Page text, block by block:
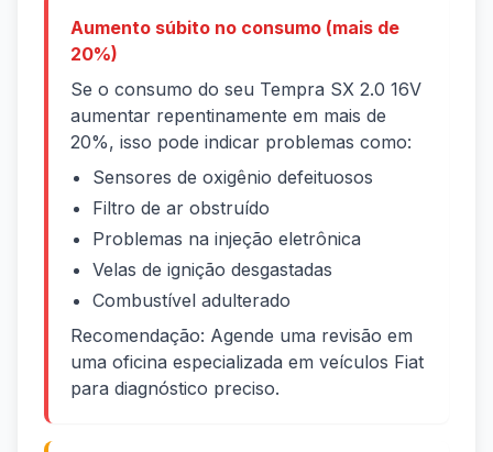
Aumento súbito no consumo (mais de
20%)
Se o consumo do seu Tempra SX 2.0 16V
aumentar repentinamente em mais de
20%, isso pode indicar problemas como:
Sensores de oxigênio defeituosos
Filtro de ar obstruído
Problemas na injeção eletrônica
Velas de ignição desgastadas
Combustível adulterado
Recomendação: Agende uma revisão em
uma oficina especializada em veículos Fiat
para diagnóstico preciso.